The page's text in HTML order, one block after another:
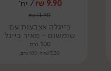
9.90
₪/ יח׳
11.90
₪
בייגלה אצבעות עם
שומשום - מאיר בייגל
300 גרם
3.30 ₪ ל-100 גרם